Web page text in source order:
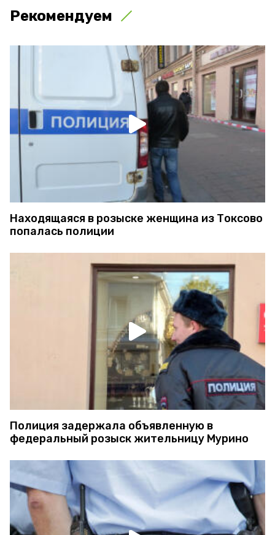
Рекомендуем
Находящаяся в розыске женщина из Токсово
попалась полиции
Полиция задержала объявленную в
федеральный розыск жительницу Мурино